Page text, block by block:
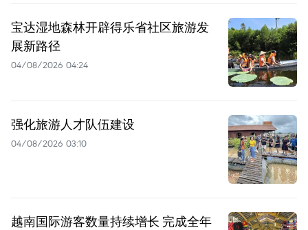
宝达湿地森林开辟得乐省社区旅游发
展新路径
04/08/2026 04:24
强化旅游人才队伍建设
04/08/2026 03:10
越南国际游客数量持续增长 完成全年